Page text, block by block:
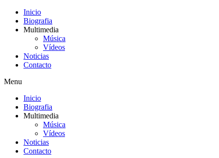
Inicio
Biografia
Multimedia
Música
Vídeos
Noticias
Contacto
Menu
Inicio
Biografia
Multimedia
Música
Vídeos
Noticias
Contacto